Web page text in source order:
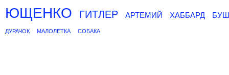
ЮЩЕНКО ГИТЛЕР АРТЕМИЙ ХАББАРД БУШ
ДУРАЧОК МАЛОЛЕТКА СОБАКА